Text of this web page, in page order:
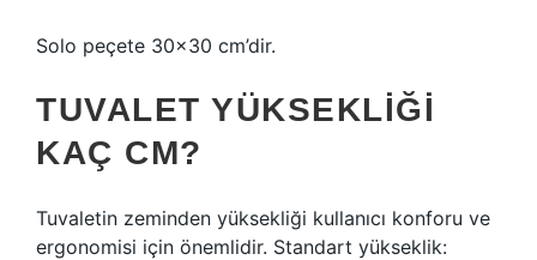
Solo peçete 30×30 cm’dir.
TUVALET YÜKSEKLIĞI
KAÇ CM?
Tuvaletin zeminden yüksekliği kullanıcı konforu ve
ergonomisi için önemlidir. Standart yükseklik: